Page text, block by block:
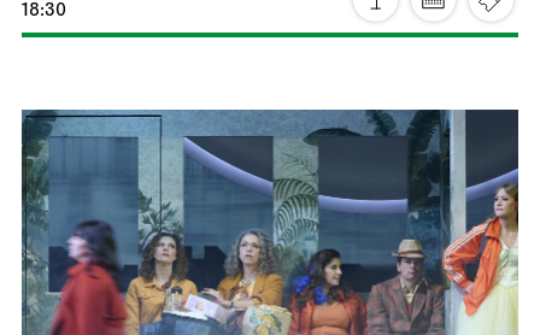
Schauspiel StuttgartSchauspielhaus
Between two people, sometimes,
how rarely, a world grows.